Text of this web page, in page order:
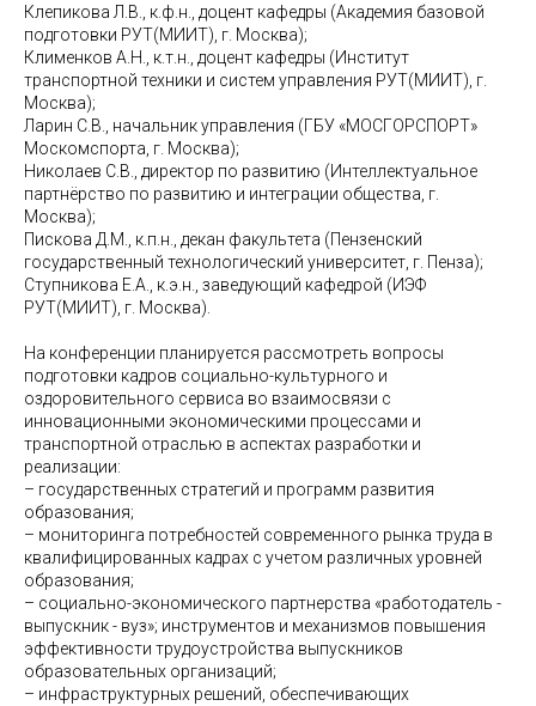
Клепикова Л.В., к.ф.н., доцент кафедры (Академия базовой
подготовки РУТ(МИИТ), г. Москва);
Клименков А.Н., к.т.н., доцент кафедры (Институт
транспортной техники и систем управления РУТ(МИИТ), г.
Москва);
Ларин С.В., начальник управления (ГБУ «МОСГОРСПОРТ»
Москомспорта, г. Москва);
Николаев С.В., директор по развитию (Интеллектуальное
партнёрство по развитию и интеграции общества, г.
Москва);
Пискова Д.М., к.п.н., декан факультета (Пензенский
государственный технологический университет, г. Пенза);
Ступникова Е.А., к.э.н., заведующий кафедрой (ИЭФ
РУТ(МИИТ), г. Москва).
На конференции планируется рассмотреть вопросы
подготовки кадров социально-культурного и
оздоровительного сервиса во взаимосвязи с
инновационными экономическими процессами и
транспортной отраслью в аспектах разработки и
реализации:
– государственных стратегий и программ развития
образования;
– мониторинга потребностей современного рынка труда в
квалифицированных кадрах с учетом различных уровней
образования;
– социально-экономического партнерства «работодатель -
выпускник - вуз»; инструментов и механизмов повышения
эффективности трудоустройства выпускников
образовательных организаций;
– инфраструктурных решений, обеспечивающих